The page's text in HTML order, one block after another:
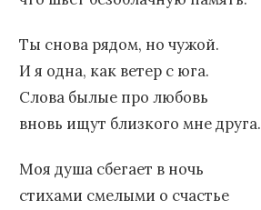
Ты снова рядом, но чужой.
И я одна, как ветер с юга.
Слова былые про любовь
вновь ищут близкого мне друга.
Моя душа сбегает в ночь
стихами смелыми о счастье